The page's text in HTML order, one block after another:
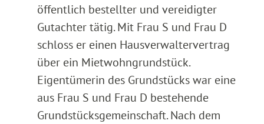
öffentlich bestellter und vereidigter
Gutachter tätig. Mit Frau S und Frau D
schloss er einen Hausverwaltervertrag
über ein Mietwohngrundstück.
Eigentümerin des Grundstücks war eine
aus Frau S und Frau D bestehende
Grundstücksgemeinschaft. Nach dem